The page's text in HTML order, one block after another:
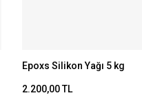
Epoxs Silikon Yağı 5 kg
2.200,00 TL